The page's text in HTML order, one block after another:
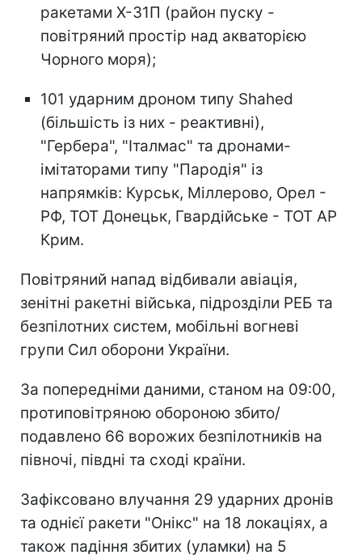
ракетами Х-31П (район пуску -
повітряний простір над акваторією
Чорного моря);
101 ударним дроном типу Shahed
(більшість із них - реактивні),
"Гербера", "Італмас" та дронами-
імітаторами типу "Пародія" із
напрямків: Курськ, Міллерово, Орел -
РФ, ТОТ Донецьк, Гвардійське - ТОТ АР
Крим.
Повітряний напад відбивали авіація,
зенітні ракетні війська, підрозділи РЕБ та
безпілотних систем, мобільні вогневі
групи Сил оборони України.
За попередніми даними, станом на 09:00,
протиповітряною обороною збито/
подавлено 66 ворожих безпілотників на
півночі, півдні та сході країни.
Зафіксовано влучання 29 ударних дронів
та однієї ракети "Онікс" на 18 локаціях, а
також падіння збитих (уламки) на 5